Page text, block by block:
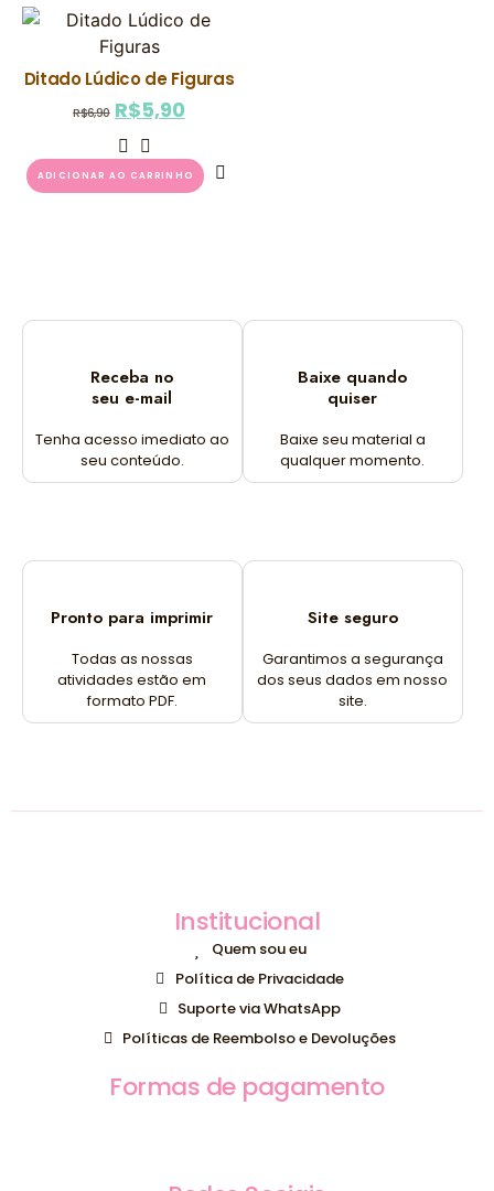
Ditado Lúdico de Figuras
R$6,90 R$5,90
ADICIONAR AO CARRINHO
Receba no
seu e-mail
Tenha acesso imediato ao
seu conteúdo.
Baixe quando
quiser
Baixe seu material a
qualquer momento.
Pronto para imprimir
Todas as nossas
atividades estão em
formato PDF.
Site seguro
Garantimos a segurança
dos seus dados em nosso
site.
Institucional
Quem sou eu
Política de Privacidade
Suporte via WhatsApp
Políticas de Reembolso e Devoluções
Formas de pagamento